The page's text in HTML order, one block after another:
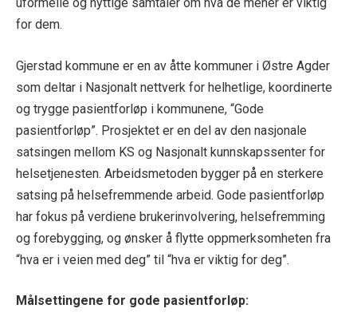
for dem.
Gjerstad kommune er en av åtte kommuner i Østre Agder
som deltar i Nasjonalt nettverk for helhetlige, koordinerte
og trygge pasientforløp i kommunene, “Gode
pasientforløp”. Prosjektet er en del av den nasjonale
satsingen mellom KS og Nasjonalt kunnskapssenter for
helsetjenesten. Arbeidsmetoden bygger på en sterkere
satsing på helsefremmende arbeid. Gode pasientforløp
har fokus på verdiene brukerinvolvering, helsefremming
og forebygging, og ønsker å flytte oppmerksomheten fra
“hva er i veien med deg” til “hva er viktig for deg”.
Målsettingene for gode pasientforløp: